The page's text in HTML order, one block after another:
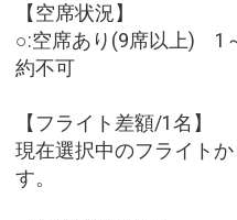
【空席状況】
○:空席あり(9席以上) 1
約不可
【フライト差額/1名】
現在選択中のフライト
す。